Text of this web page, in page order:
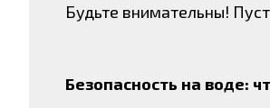
Будьте внимательны!
Безопасность на воде: